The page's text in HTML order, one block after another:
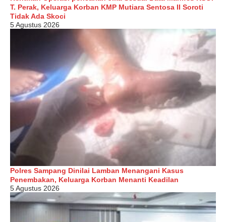
T. Perak, Keluarga Korban KMP Mutiara Sentosa II Soroti
Tidak Ada Skoci
5 Agustus 2026
Polres Sampang Dinilai Lamban Menangani Kasus
Penembakan, Keluarga Korban Menanti Keadilan
5 Agustus 2026